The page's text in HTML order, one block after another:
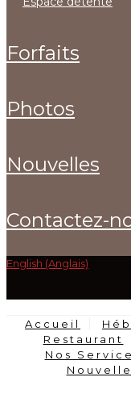
forfaits
photos
nouvelles
contactez-
English (Anglais)
Accueil
Restaurant
Nos